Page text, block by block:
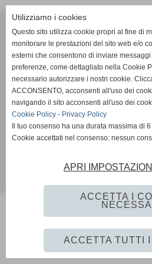
Realizzato e
Realizzato da Impresa Insieme
Ricerca sulla Formazione
Utilizziamo i cookies
Questo sito utilizza cookie propri al fine di
monitorare le prestazioni del sito web e/o
esterni che consentono di inviare
preferenze, come dettagliato nella Cookie
necessario autorizzare i nostri cookie.
ACCONSENTO, acconsenti all'uso dei
navigando il sito acconsenti all'uso dei
Cookie Policy - Privacy Policy
Il tuo consenso ha una durata massima di
Cookie accettati nel consenso: nessun
APRI
ACCETTA I
ACCETTA TUTTI